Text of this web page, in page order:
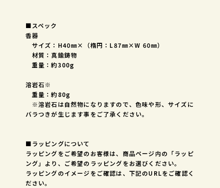
■スペック
香器
サイズ：H40㎜×（楕円：L87㎜×W 60㎜）
材質：真鍮鋳物
重量：約300g
溶岩石※
重量：約80g
※溶岩石は自然物になりますので、色味や形、サイズに
バラつきが生じます事をご了承ください。
■ラッピングについて
ラッピングをご希望のお客様は、商品ページ内の「ラッピ
ング」より、ご希望のラッピングをお選びください。
ラッピングのイメージをご確認は、下記のURLをご確認く
ださい。